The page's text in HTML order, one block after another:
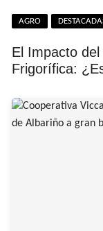
AGRO
El Impacto
Frigorífica: